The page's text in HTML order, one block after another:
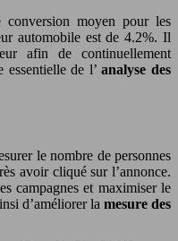
conversion moyen pour les
automobile est de 4.2%. Il
afin de continuellement
essentielle de l’analyse des
le nombre de personnes
avoir cliqué sur l’annonce.
campagnes et maximiser le
d’améliorer la mesure des